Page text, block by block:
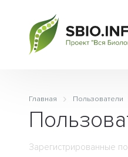
Главная Пользователи
Зарегистрированные